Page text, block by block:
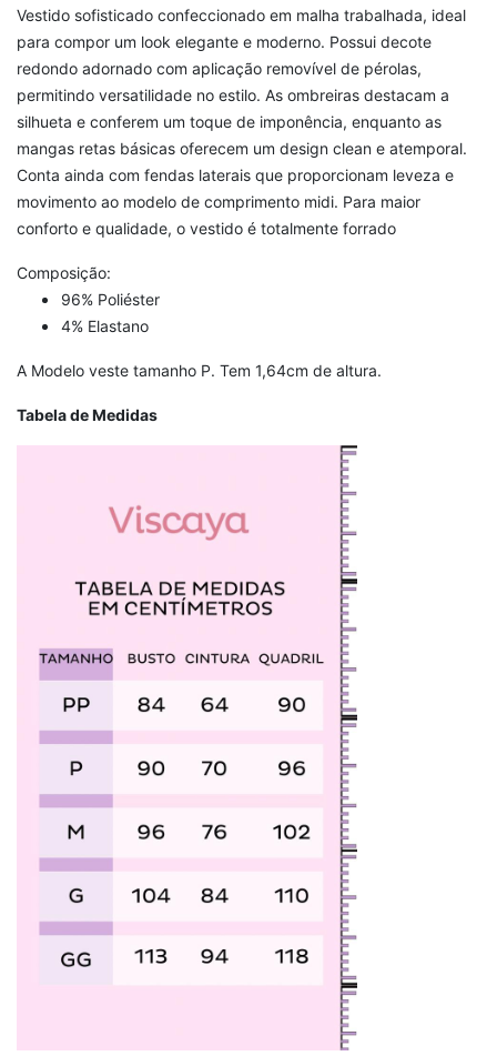
Vestido sofisticado confeccionado em malha trabalhada, ideal
para compor um look elegante e moderno. Possui decote
redondo adornado com aplicação removível de pérolas,
permitindo versatilidade no estilo. As ombreiras destacam a
silhueta e conferem um toque de imponência, enquanto as
mangas retas básicas oferecem um design clean e atemporal.
Conta ainda com fendas laterais que proporcionam leveza e
movimento ao modelo de comprimento midi. Para maior
conforto e qualidade, o vestido é totalmente forrado
Composição:
96% Poliéster
4% Elastano
A Modelo veste tamanho P. Tem 1,64cm de altura.
Tabela de Medidas